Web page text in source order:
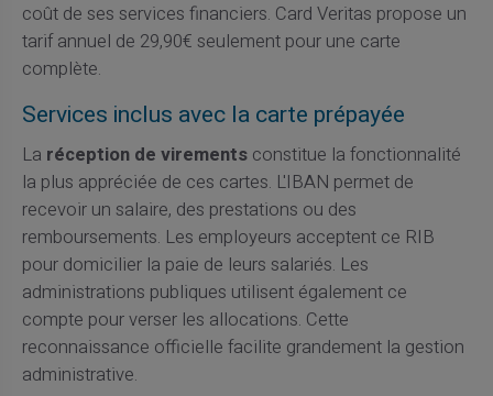
coût de ses services financiers. Card Veritas propose un
tarif annuel de 29,90€ seulement pour une carte
complète.
Services inclus avec la carte prépayée
La réception de virementsconstitue la fonctionnalité
la plus appréciée de ces cartes. L'IBAN permet de
recevoir un salaire, des prestations ou des
remboursements. Les employeurs acceptent ce RIB
pour domicilier la paie de leurs salariés. Les
administrations publiques utilisent également ce
compte pour verser les allocations. Cette
reconnaissance officielle facilite grandement la gestion
administrative.